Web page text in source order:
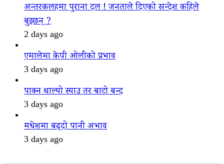
अन्तरकलहमा पुराना दल ! जनताले दिएको सन्देश कहिले
बुझ्छन् ?
2 days ago
एमालेमा केपी ओलीको प्रभाव
3 days ago
पाक्न थाल्यो स्याउ तर बाटो बन्द
3 days ago
मधेशमा बढ्दो पानी अभाव
3 days ago